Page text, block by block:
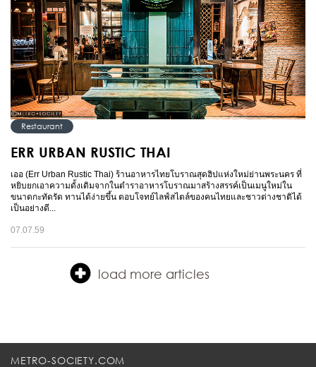
Restaurant
ERR URBAN RUSTIC THAI
เออ (Err Urban Rustic Thai) ร้านอาหารไทยโบราณสุดฮิปแห่งใหม่ย่านพระนคร ที่
หยิบยกเอาความดั้งเดิมจากในตำราอาหารโบราณมาสร้างสรรค์เป็นเมนูใหม่ใน
ขนาดกะทัดรัด ทานได้ง่ายขึ้น ตอบโจทย์ไลฟ์สไตล์ของคนไทยและชาวต่างชาติได้
เป็นอย่างดี...
07.07.59
load more articles
METRO-SOCIETY.COM